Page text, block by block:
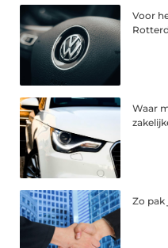
Voor
Waar
Zo pak